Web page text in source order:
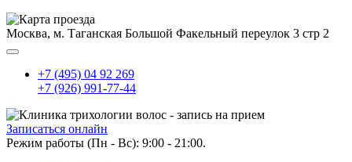
Москва, м. Таганская Большой Факельный переулок 3 стр 2
+7 (495) 04 92 269
+7 (926) 991-77-44
Записаться онлайн
Режим работы (Пн - Вс): 9:00 - 21:00.